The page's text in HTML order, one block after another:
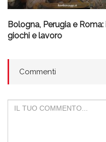
Bologna, Perugia e
giochi e lavoro
Commenti